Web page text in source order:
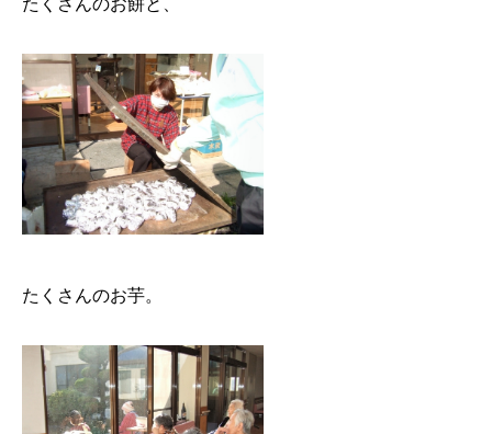
たくさんのお餅と、
たくさんのお芋。